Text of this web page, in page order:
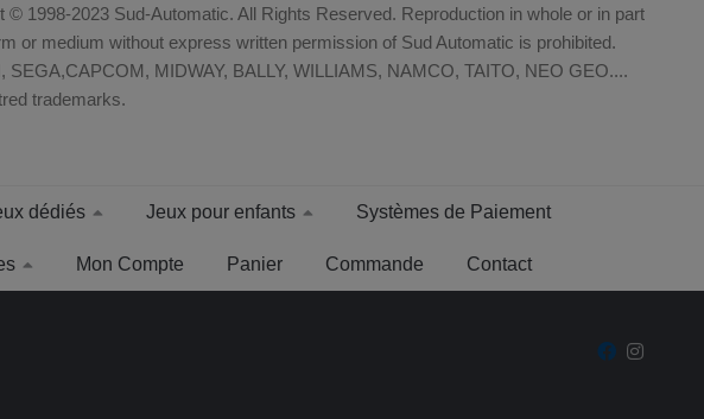
© 1998-2023 Sud-Automatic. All Rights Reserved. Reproduction in whole or in part
or medium without express written permission of Sud Automatic is prohibited.
SEGA,CAPCOM, MIDWAY, BALLY, WILLIAMS, NAMCO, TAITO, NEO GEO....
trademarks.
dédiés Jeux pour enfants Systèmes de Paiement
Mon Compte Panier Commande Contact